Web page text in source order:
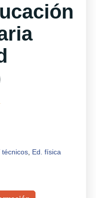
técnicos Ed. física